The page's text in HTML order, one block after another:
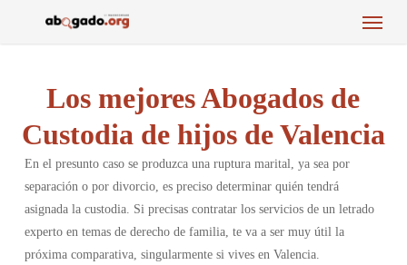
Menu
Los mejores Abogados de
Custodia de hijos de Valencia
En el presunto caso se produzca una ruptura marital, ya sea por
separación o por divorcio, es preciso determinar quién tendrá
asignada la custodia. Si precisas contratar los servicios de un letrado
experto en temas de derecho de familia, te va a ser muy útil la
próxima comparativa, singularmente si vives en Valencia.